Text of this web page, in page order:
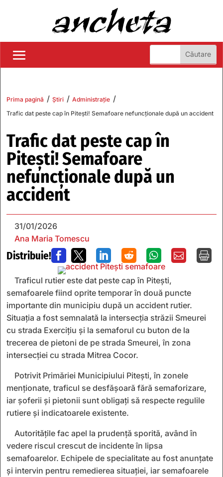
Prima pagină / Știri / Administrație /
Trafic dat peste cap în Pitești! Semafoare nefuncționale după un accident
Trafic dat peste cap în
Pitești! Semafoare
nefuncționale după un
accident
31/01/2026
Ana Maria Tomescu
Distribuie!       
Traficul rutier este dat peste cap în Pitești,
semafoarele fiind oprite temporar în două puncte
importante din municipiu după un accident rutier.
Situația a fost semnalată la intersecția străzii Smeurei
cu strada Exercițiu și la semaforul cu buton de la
trecerea de pietoni de pe strada Smeurei, în zona
intersecției cu strada Mitrea Cocor.
Potrivit Primăriei Municipiului Pitești, în zonele
menționate, traficul se desfășoară fără semaforizare,
iar șoferii și pietonii sunt obligați să respecte regulile
rutiere și indicatoarele existente.
Autoritățile fac apel la prudență sporită, având în
vedere riscul crescut de incidente în lipsa
semafoarelor. Echipele de specialitate au fost anunțate
și intervin pentru remedierea situației, iar semafoarele